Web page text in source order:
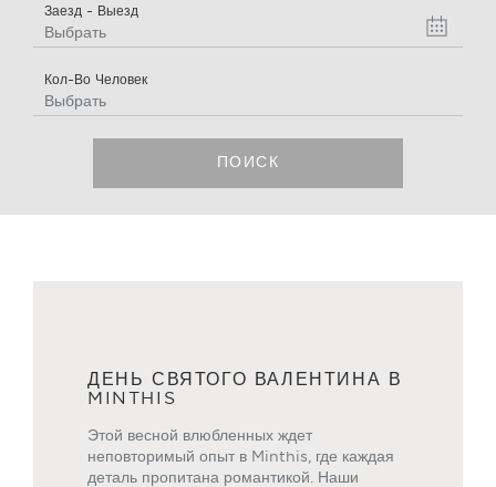
Заезд - Выезд
Выбрать
Кол-Во Человек
Выбрать
ПОИСК
ДЕНЬ СВЯТОГО ВАЛЕНТИНА В
MINTHIS
Этой весной влюбленных ждет
неповторимый опыт в Minthis, где каждая
деталь пропитана романтикой. Наши